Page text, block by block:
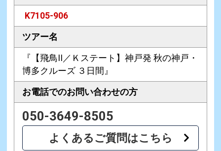
K7105-906
ツアー名
『【飛鳥II／Ｋステート】神戸発 秋の神戸・
博多クルーズ ３日間』
お電話でのお問い合わせの方
050-3649-8505
よくあるご質問はこちら